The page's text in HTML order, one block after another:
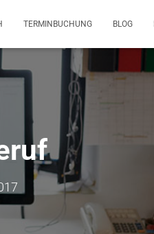
TERMINBUCHUNG BLOG